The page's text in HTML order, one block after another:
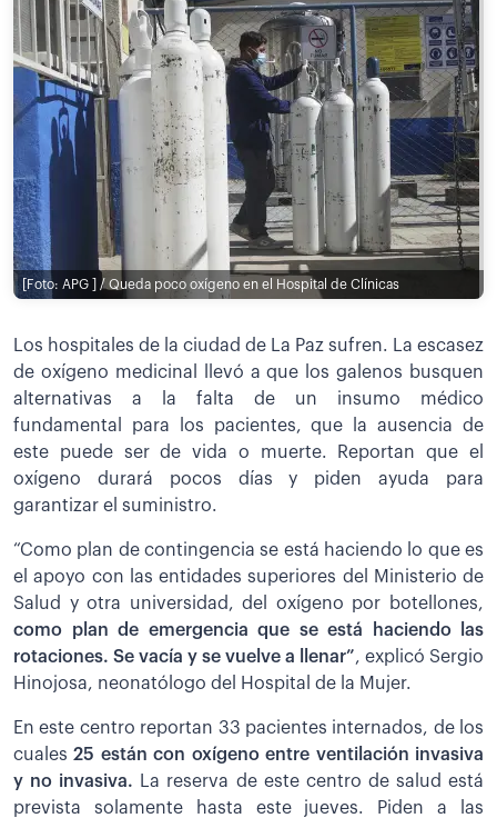
[Foto: APG ] / Queda poco oxígeno en el Hospital de Clínicas
Los hospitales de la ciudad de La Paz sufren. La escasez
de oxígeno medicinal llevó a que los galenos busquen
alternativas a la falta de un insumo médico
fundamental para los pacientes, que la ausencia de
este puede ser de vida o muerte. Reportan que el
oxígeno durará pocos días y piden ayuda para
garantizar el suministro.
“Como plan de contingencia se está haciendo lo que es
el apoyo con las entidades superiores del Ministerio de
Salud y otra universidad, del oxígeno por botellones,
como plan de emergencia que se está haciendo las
rotaciones. Se vacía y se vuelve a llenar”, explicó Sergio
Hinojosa, neonatólogo del Hospital de la Mujer.
En este centro reportan 33 pacientes internados, de los
cuales25 están con oxígeno entre ventilación invasiva
y no invasiva. La reserva de este centro de salud está
prevista solamente hasta este jueves. Piden a las